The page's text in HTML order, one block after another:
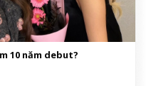
10 năm debut?